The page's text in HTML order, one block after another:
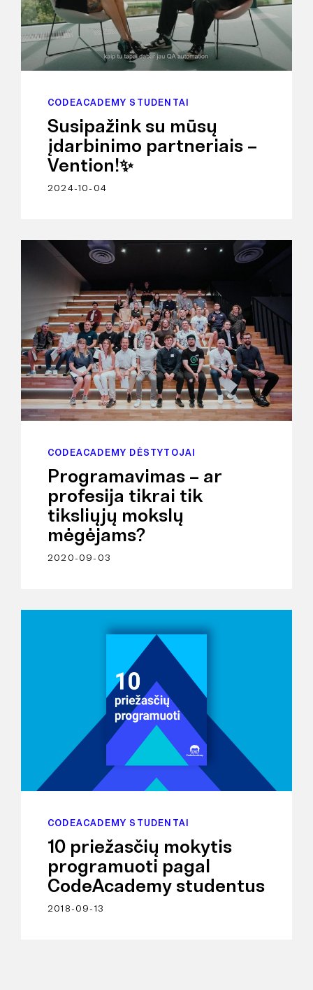
CODEACADEMY STUDENTAI
Susipažink su mūsų
įdarbinimo partneriais –
Vention!✨
2024-10-04
CODEACADEMY DĖSTYTOJAI
Programavimas – ar
profesija tikrai tik
tiksliųjų mokslų
mėgėjams?
2020-09-03
CODEACADEMY STUDENTAI
10 priežasčių mokytis
programuoti pagal
CodeAcademy studentus
2018-09-13